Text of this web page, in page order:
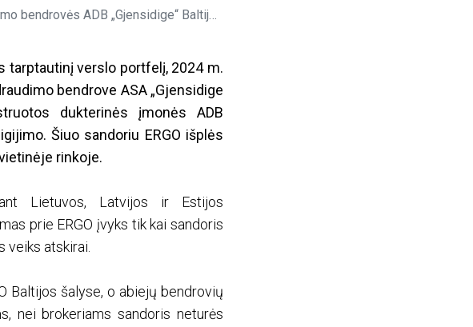
ADB „Gjensidige“ Baltijos šalyse įsigijimo
tarptautinį verslo portfelį, 2024 m.
bendrove ASA „Gjensidige
dukterinės įmonės ADB
Šiuo sandoriu ERGO išplės
rinkoje.
Lietuvos, Latvijos ir Estijos
prie ERGO įvyks tik kai sandoris
veiks atskirai.
Baltijos šalyse, o abiejų bendrovių
nei brokeriams sandoris neturės